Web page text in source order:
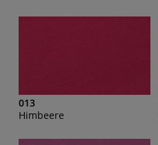
013
Himbeere